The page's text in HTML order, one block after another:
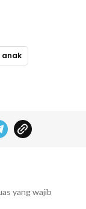
anak
yang wajib